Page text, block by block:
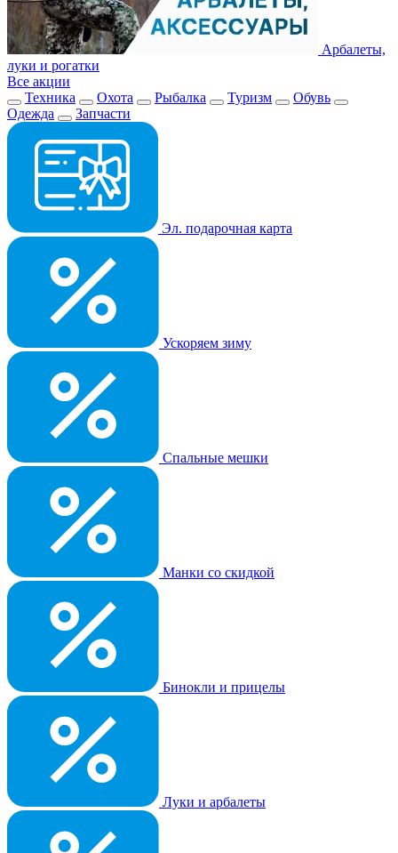
Арбалеты,
луки и рогатки
Все акции
Техника
Охота Рыбалка Туризм
Обувь
Одежда
Запчасти
Эл. подарочная карта
Ускоряем зиму
Спальные мешки
Манки со скидкой
Бинокли и прицелы
Луки и арбалеты